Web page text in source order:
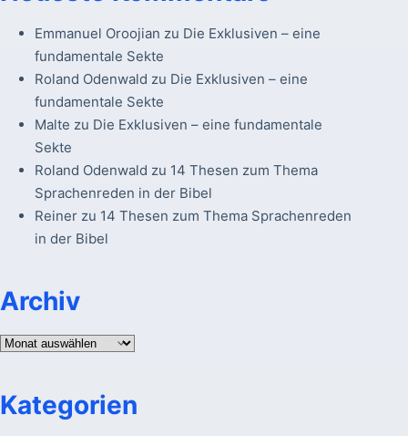
Emmanuel Oroojian zu Die Exklusiven – eine
fundamentale Sekte
Roland Odenwald zu Die Exklusiven – eine
fundamentale Sekte
Malte zu Die Exklusiven – eine fundamentale
Sekte
Roland Odenwald zu 14 Thesen zum Thema
Sprachenreden in der Bibel
Reinerzu 14 Thesen zum Thema Sprachenreden
in der Bibel
Archiv
Archiv
Kategorien